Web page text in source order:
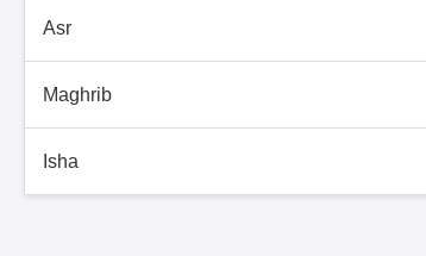
Asr
Maghrib
Isha